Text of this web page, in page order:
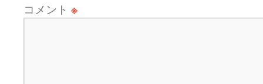
コメント ※